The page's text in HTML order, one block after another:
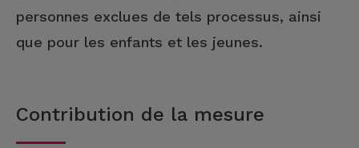
personnes exclues de tels processus, ainsi
que pour les enfants et les jeunes.
Contribution de la mesure